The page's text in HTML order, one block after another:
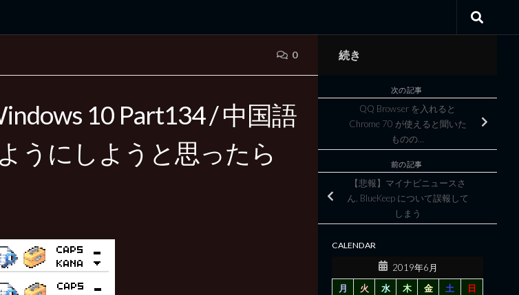
0
10 Part134 / 中国語
うにしようと思ったら
続き
次の記事
QQ Browser を入れると
Chrome 70 が使えると聞いた
ものの…
前の記事
【悲報】マイナビニュースさ
ん, BlueKeep について誤報して
しまう
CALENDAR
2019年6月
月
火 水 木 金 土
日